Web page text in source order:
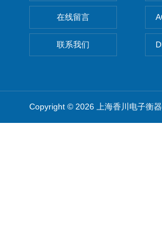
在线留言
联系我们
Copyright © 2026 上海香川电子衡